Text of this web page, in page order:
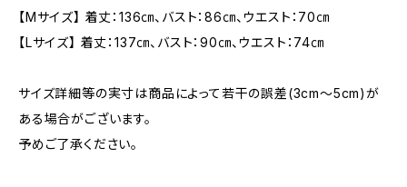
【Mサイズ】 着丈：136㎝、バスト：86㎝、ウエスト：70㎝
【Lサイズ】 着丈：137㎝、バスト：90㎝、ウエスト：74㎝
サイズ詳細等の実寸は商品によって若干の誤差(3cm〜5cm)が
ある場合がございます。
予めご了承ください。